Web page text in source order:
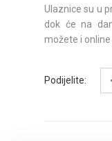
Ulaznice su u
dok će na
možete i
Podijelite: